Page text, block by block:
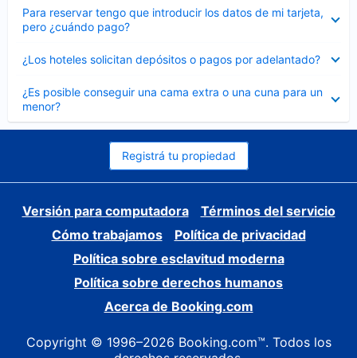
Para reservar tengo que introducir los datos de mi tarjeta,
pero ¿cuándo pago?
cerrado
¿Los hoteles solicitan depósitos o pagos por adelantado?
cerrado
¿Es posible conseguir una cama extra o una cuna para un
menor?
cerrado
Registrá tu propiedad
Versión para computadora
Términos del servicio
Cómo trabajamos
Política de privacidad
Política sobre esclavitud moderna
Política sobre derechos humanos
Acerca de Booking.com
Copyright © 1996–2026 Booking.com™. Todos los